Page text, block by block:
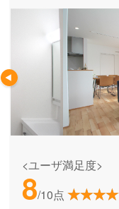
<ユーザ満足度>
8/10点